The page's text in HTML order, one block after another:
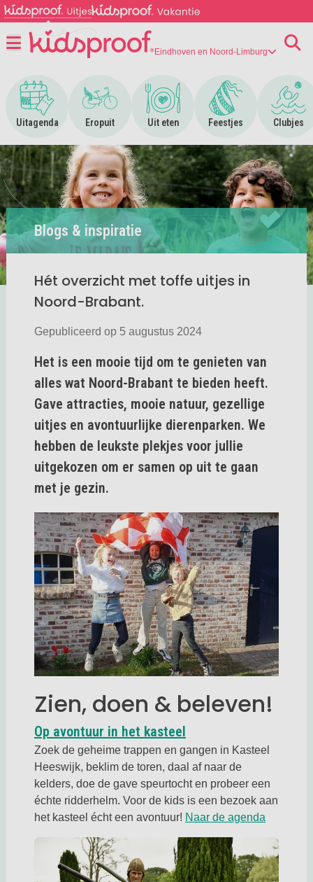
Eindhoven en Noord-Limburg
Uitagenda
Ga naar Uitagenda
Eropuit
Ga naar Eropuit
Uit eten
Ga naar Uit eten
Feestjes
Ga naar Feestjes
Clubjes
Ga
Blogs & inspiratie
Hét overzicht met toffe uitjes in
Noord-Brabant.
Gepubliceerd op 5 augustus 2024
Het is een mooie tijd om te genieten van
alles wat Noord-Brabant te bieden heeft.
Gave attracties, mooie natuur, gezellige
uitjes en avontuurlijke dierenparken. We
hebben de leukste plekjes voor jullie
uitgekozen om er samen op uit te gaan
met je gezin.
Zien, doen & beleven!
Op avontuur in het kasteelDeze link opent in
Zoek de geheime trappen en gangen in Kasteel
Heeswijk, beklim de toren, daal af naar de
kelders, doe de gave speurtocht en probeer een
échte ridderhelm. Voor de kids is een bezoek aan
het kasteel écht een avontuur! Naar de agendaDeze